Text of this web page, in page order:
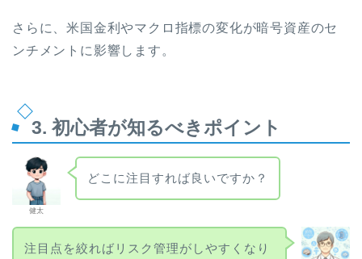
さらに、米国金利やマクロ指標の変化が暗号資産のセ
ンチメントに影響します。
3. 初心者が知るべきポイント
健太
どこに注目すれば良いですか？
注目点を絞ればリスク管理がしやすくなり